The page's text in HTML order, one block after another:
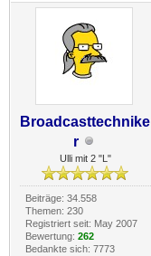
Broadcasttechnike
r
Ulli mit 2 "L"
Beiträge: 34.558
Themen: 230
Registriert seit: May 2007
Bewertung: 262
Bedankte sich: 7773